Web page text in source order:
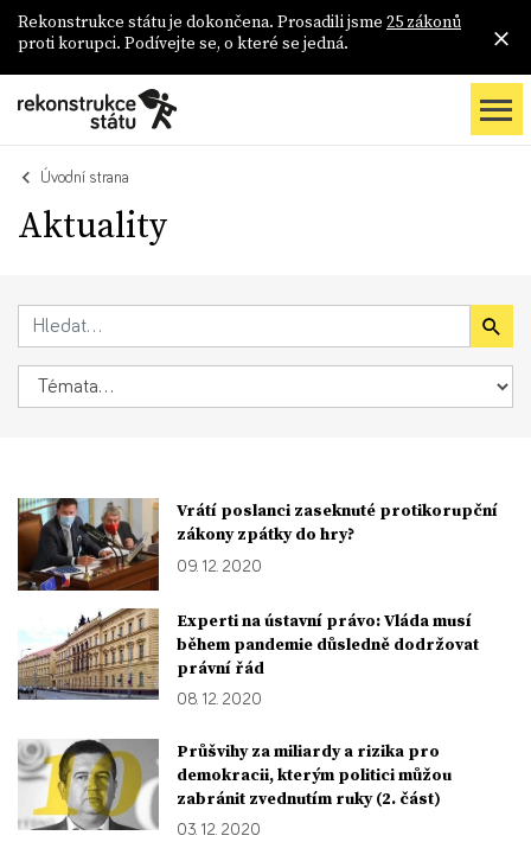
Rekonstrukce státu je dokončena. Prosadili jsme 25 zákonů
proti korupci. Podívejte se, o které se jedná.
Úvodní strana
Aktuality
Vrátí poslanci zaseknuté protikorupční
zákony zpátky do hry?
09. 12. 2020
Experti na ústavní právo: Vláda musí
během pandemie důsledně dodržovat
právní řád
08. 12. 2020
Průšvihy za miliardy a rizika pro
demokracii, kterým politici můžou
zabránit zvednutím ruky (2. část)
03. 12. 2020